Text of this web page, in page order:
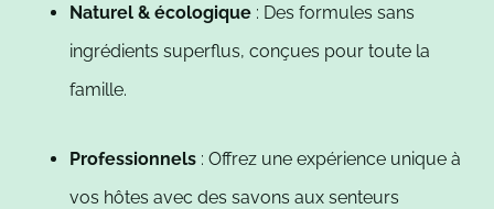
Naturel & écologique : Des formules sans
ingrédients superflus, conçues pour toute la
famille.
Professionnels : Offrez une expérience unique à
vos hôtes avec des savons aux senteurs